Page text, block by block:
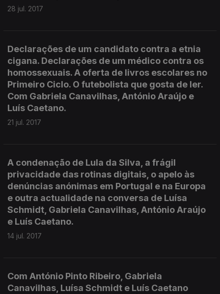
28 jul. 2017
Declarações de um candidato contra a etnia
cigana. Declarações de um médico contra os
homossexuais. A oferta de livros escolares no
Primeiro Ciclo. O futebolista que gosta de ler.
Com Gabriela Canavilhas, António Araújo e
Luís Caetano.
21 jul. 2017
A condenação de Lula da Silva, a frágil
privacidade das rotinas digitais, o apelo às
denúncias anónimas em Portugal e na Europa
e outra actualidade na conversa de Luísa
Schmidt, Gabriela Canavilhas, António Araújo
e Luís Caetano.
14 jul. 2017
Com António Pinto Ribeiro, Gabriela
Canavilhas, Luísa Schmidt e Luís Caetano